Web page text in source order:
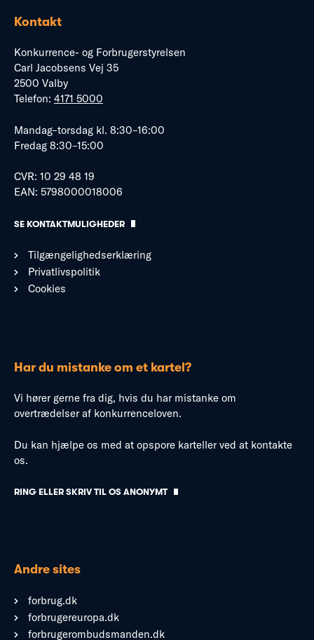
Kontakt
Konkurrence- og Forbrugerstyrelsen
Carl Jacobsens Vej 35
2500 Valby
Telefon: 4171 5000
Mandag–torsdag kl. 8:30–16:00
Fredag 8:30–15:00
CVR: 10 29 48 19
EAN: 5798000018006
SE KONTAKTMULIGHEDER
Tilgængelighedserklæring
Privatlivspolitik
Cookies
Har du mistanke om et kartel?
Vi hører gerne fra dig, hvis du har mistanke om
overtrædelser af konkurrenceloven.
Du kan hjælpe os med at opspore karteller ved at kontakte
os.
RING ELLER SKRIV TIL OS ANONYMT
Andre sites
forbrug.dk
forbrugereuropa.dk
forbrugerombudsmanden.dk